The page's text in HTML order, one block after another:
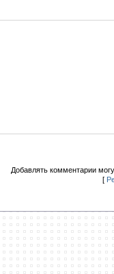
Добавлять комментарии
[